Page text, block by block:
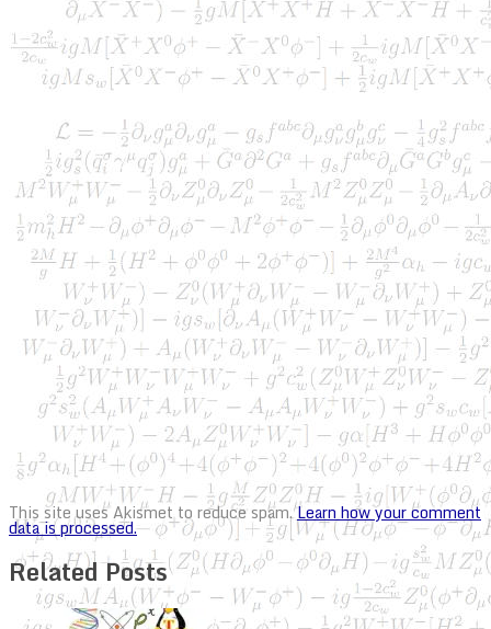
This site uses Akismet to reduce spam.Learn how your comment
data is processed.
Related Posts